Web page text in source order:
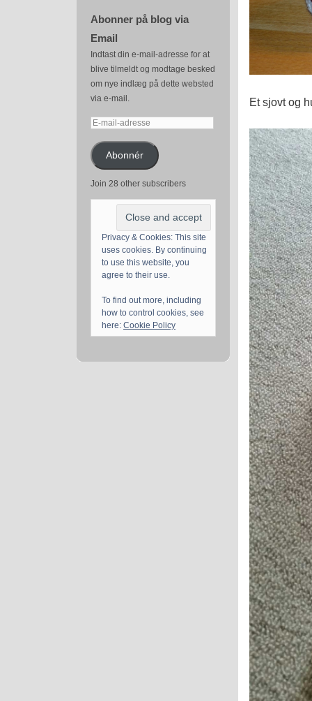
Abonner på blog via
Email
Indtast din e-mail-adresse for at
blive tilmeldt og modtage besked
om nye indlæg på dette websted
via e-mail.
E-
adresseAbonnér
Join 28 other subscribers
Privacy & Cookies: This site
uses cookies. By continuing
to use this website, you
agree to their use.
To find out more, including
how to control cookies, see
here: Cookie Policy
Et sjovt og